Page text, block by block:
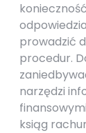
prowadzić
procedur.
narzędzi
ksiąg